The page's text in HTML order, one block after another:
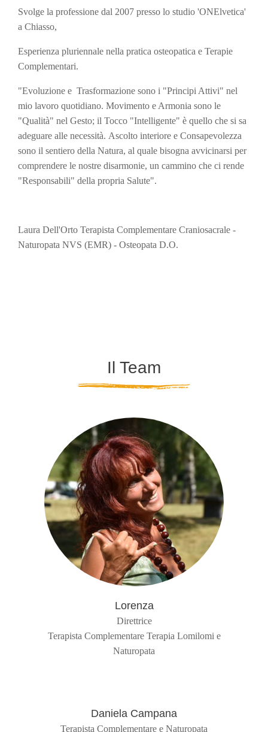
Svolge la professione dal 2007 presso lo studio 'ONElvetica'
a Chiasso,
Esperienza pluriennale nella pratica osteopatica e Terapie
Complementari.
"Evoluzione e Trasformazione sono i "Principi Attivi" nel
mio lavoro quotidiano. Movimento e Armonia sono le
"Qualità" nel Gesto; il Tocco "Intelligente" è quello che si sa
adeguare alle necessità. Ascolto interiore e Consapevolezza
sono il sentiero della Natura, al quale bisogna avvicinarsi per
comprendere le nostre disarmonie, un cammino che ci rende
"Responsabili" della propria Salute".
Laura Dell'Orto Terapista Complementare Craniosacrale -
Naturopata NVS (EMR) - Osteopata D.O.
Il Team
Lorenza
Direttrice
Terapista Complementare Terapia Lomilomi e
Naturopata
Daniela Campana
Terapista Complementare e Naturopata